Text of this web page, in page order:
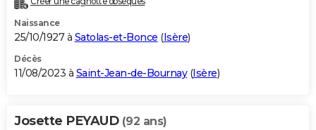
Naissance
25/10/1927 à Satolas-et-Bonce (Isère)
Décès
11/08/2023 à Saint-Jean-de-Bournay(Isère)
Josette PEYAUD (92 ans)